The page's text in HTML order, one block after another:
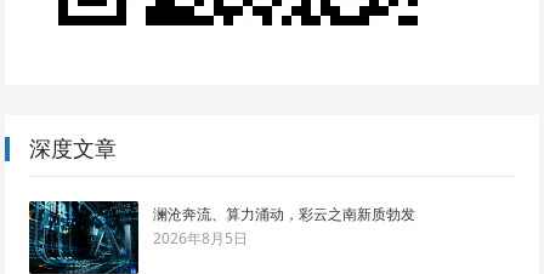
深度文章
澜沧奔流、算力涌动，彩云之南新质勃发
2026年8月5日